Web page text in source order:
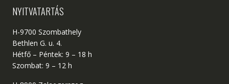
NYITVATARTÁS
H-9700 Szombathely
Bethlen G. u. 4.
Hétfő – Péntek: 9 – 18 h
Szombat: 9 – 12 h